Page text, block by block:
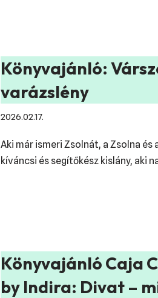
Könyvajánló:
varázslény
2026.02.17.
Aki már ismeri Zsolnát, a Zsolna
kíváncsi és segítőkész kislány, aki
Könyvajánló Caja
by Indira: Divat –